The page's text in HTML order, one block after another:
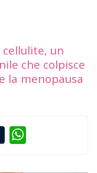
un
che colpisce
la menopausa
Tumblr